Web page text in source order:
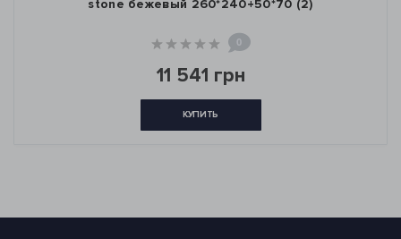
stone бежевый 260*240+50*70 (2)
0
11 541 грн
КУПИТЬ